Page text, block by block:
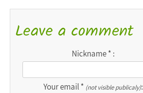
Leave a comment
Nickname * :
Your email * (not visible publicaly):